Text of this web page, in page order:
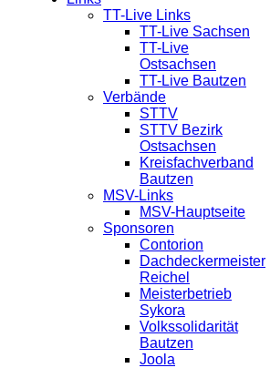
TT-Live Links
TT-Live Sachsen
TT-Live
Ostsachsen
TT-Live Bautzen
Verbände
STTV
STTV Bezirk
Ostsachsen
Kreisfachverband
Bautzen
MSV-Links
MSV-Hauptseite
Sponsoren
Contorion
Dachdeckermeister
Reichel
Meisterbetrieb
Sykora
Volkssolidarität
Bautzen
Joola